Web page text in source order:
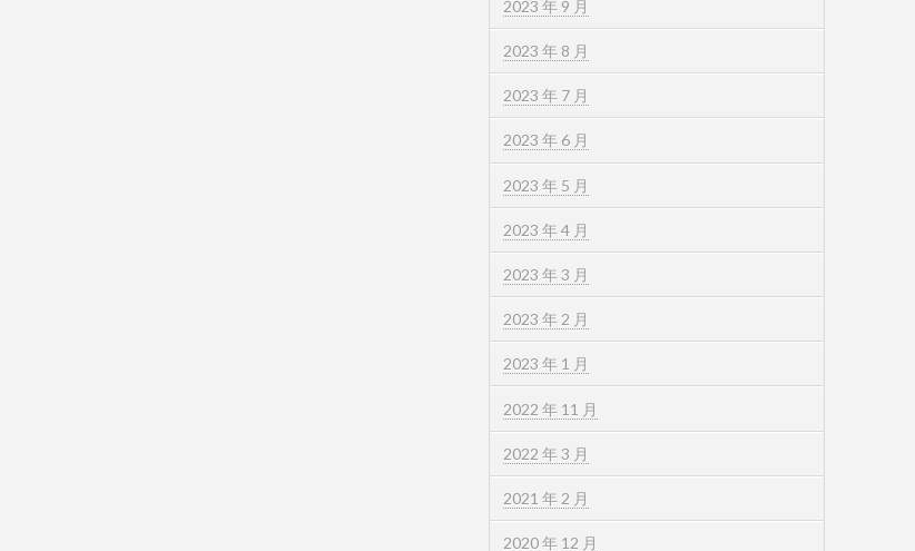
2023 年 9 月
2023 年 8 月
2023 年 7 月
2023 年 6 月
2023 年 5 月
2023 年 4 月
2023 年 3 月
2023 年 2 月
2023 年 1 月
2022 年 11 月
2022 年 3 月
2021 年 2 月
2020 年 12 月